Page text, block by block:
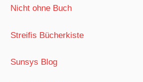
Nicht ohne Buch
Streifis Bücherkiste
Sunsys Blog